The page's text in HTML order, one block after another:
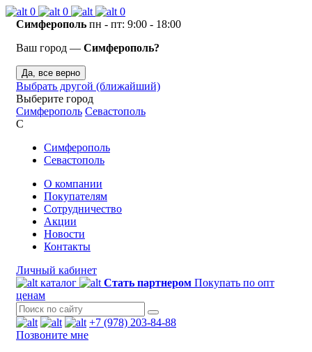
0 0
0
Симферополь пн - пт: 9:00 - 18:00
Ваш город — Симферополь?
Да, все верно
Выбрать другой (ближайший)
Выберите город
Симферополь Севастополь
С
Симферополь
Севастополь
О компании
Покупателям
Сотрудничество
Акции
Новости
Контакты
Личный кабинет
каталог
Стать партнером Покупать по опт
ценам
+7 (978) 203-84-88
Позвоните мне